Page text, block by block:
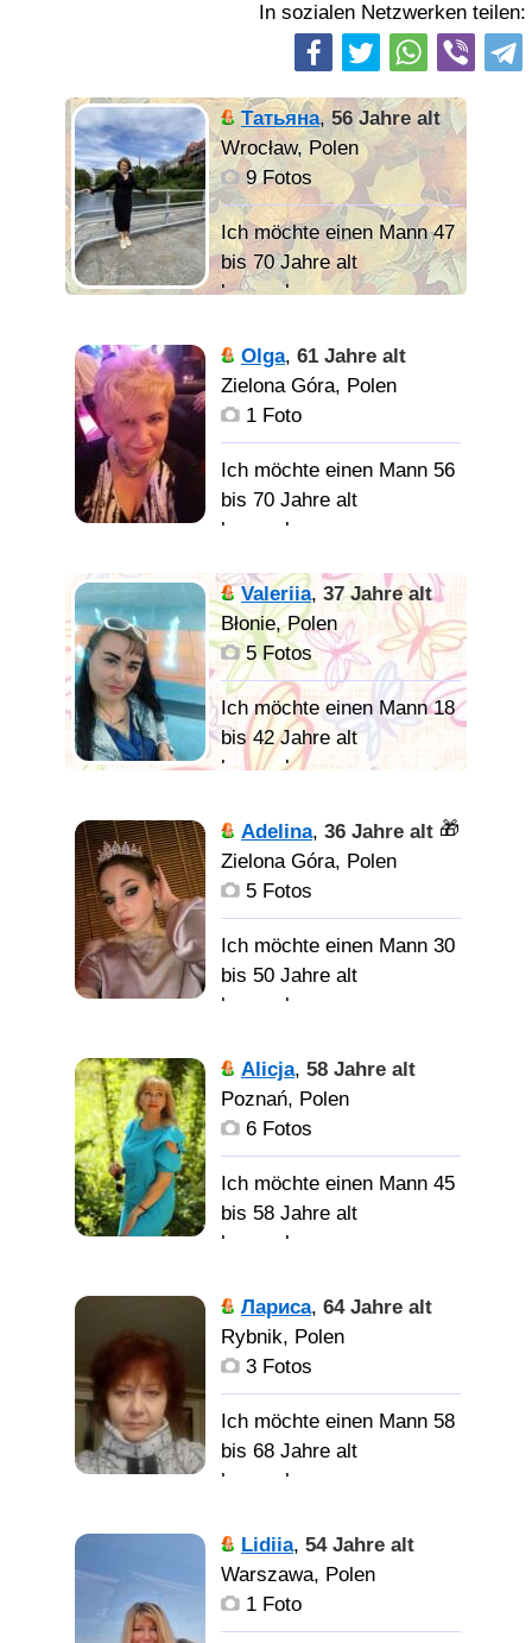
In sozialen Netzwerken teilen:
Татьяна,56 Jahre alt
Wrocław, Polen
9 Fotos
Ich möchte einen Mann 47
bis 70 Jahre alt
kennenlernen
«Всегда
остаюсь оптимисткой.
Верю в людей и мечтаю
достойным мужчиной,
который нуждается в
заботе, любви и
Я ищу
того, кто сможет быть
рядом, когда нужен, не
отвернется и не скажет
„не сейчас“». Простого
парня.
Olga, 61 Jahre alt
Zielona Góra, Polen
1 Foto
Ich möchte einen Mann 56
bis 70 Jahre alt
kennenlernen
Odinokaja
zenszina zelaet
poznakomit sia........: -))
serioznogo myzcziny- dla
serioznych otnoszenij
Valeriia, 37 Jahre alt
Błonie, Polen
5 Fotos
Ich möchte einen Mann 18
bis 42 Jahre alt
kennenlernen
Романтична,
креативная, реалиста,
жизнерадостная,
справедливая.
семьи
Adelina, 36 Jahre alt 🎁
Zielona Góra, Polen
5 Fotos
Ich möchte einen Mann 30
bis 50 Jahre alt
kennenlernen
Милая,
заботливая, приятная!
Уверенного в себе,
успешного мужчину, в
полном рассвете сил!
Alicja, 58 Jahre alt
Poznań, Polen
6 Fotos
Ich möchte einen Mann 45
bis 58 Jahre alt
kennenlernen
Являюсь
счастливой
обладательницей многих
которых вообще не
сочетаются. Озорная по
жизни, элегантная в
работе и умеющая
сделать серые будни не
скучными и тёплыми.
Лариса, 64 Jahre alt
Rybnik, Polen
3 Fotos
Ich möchte einen Mann 58
bis 68 Jahre alt
kennenlernen
Лет в 20,
написала бы: красивая,
нежная, чуткая, любящая
Lidiia, 54 Jahre alt
Warszawa, Polen
1 Foto